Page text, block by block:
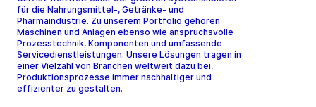
für die Nahrungsmittel-, Getränke- und
Pharmaindustrie. Zu unserem Portfolio gehören
Maschinen und Anlagen ebenso wie anspruchsvolle
Prozesstechnik, Komponenten und umfassende
Servicedienstleistungen. Unsere Lösungen tragen in
einer Vielzahl von Branchen weltweit dazu bei,
Produktionsprozesse immer nachhaltiger und
effizienter zu gestalten.